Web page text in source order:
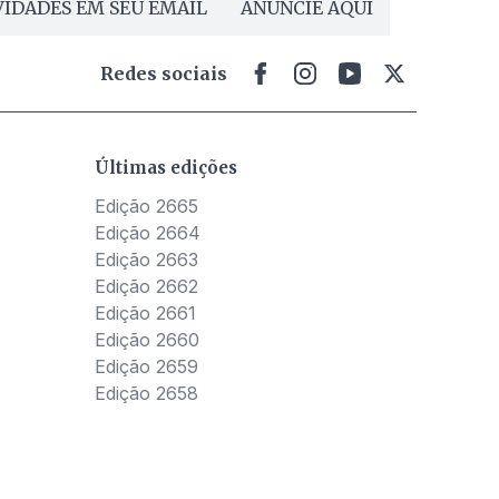
EM SEU EMAIL ANUNCIE AQUI
Redes sociais
Últimas edições
Edição 2665
Edição 2664
Edição 2663
Edição 2662
Edição 2661
Edição 2660
Edição 2659
Edição 2658